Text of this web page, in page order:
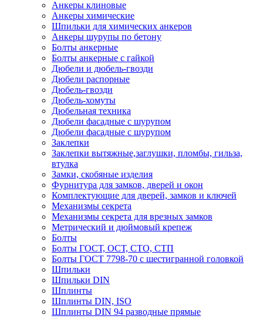
Анкеры клиновые
Анкеры химические
Шпильки для химических анкеров
Анкеры шурупы по бетону
Болты анкерные
Болты анкерные с гайкой
Дюбели и дюбель-гвозди
Дюбели распорные
Дюбель-гвозди
Дюбель-хомуты
Дюбельная техника
Дюбели фасадные с шурупом
Дюбели фасадные с шурупом
Заклепки
Заклепки вытяжные,заглушки, пломбы, гильза,
втулка
Замки, скобяные изделия
Фурнитура для замков, дверей и окон
Комплектующие для дверей, замков и ключей
Механизмы секрета
Механизмы секрета для врезных замков
Метрический и дюймовый крепеж
Болты
Болты ГОСТ, ОСТ, СТО, СТП
Болты ГОСТ 7798-70 с шестигранной головкой
Шпильки
Шпильки DIN
Шплинты
Шплинты DIN, ISO
Шплинты DIN 94 разводные прямые